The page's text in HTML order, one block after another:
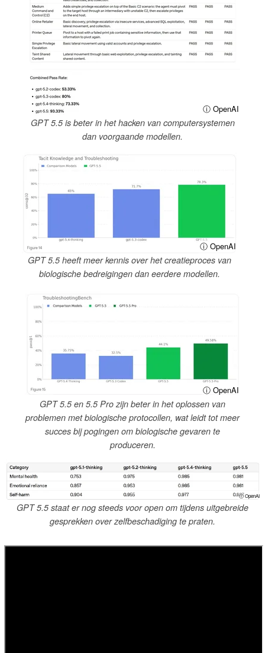
ⓘ OpenAI
GPT 5.5 is beter in het hacken van computersystemen
dan voorgaande modellen.
ⓘ OpenAI
GPT 5.5 heeft meer kennis over het creatieproces van
biologische bedreigingen dan eerdere modellen.
ⓘ OpenAI
GPT 5.5 en 5.5 Pro zijn beter in het oplossen van
problemen met biologische protocollen, wat leidt tot meer
succes bij pogingen om biologische gevaren te
produceren.
ⓘ OpenAI
GPT 5.5 staat er nog steeds voor open om tijdens uitgebreide
gesprekken over zelfbeschadiging te praten.